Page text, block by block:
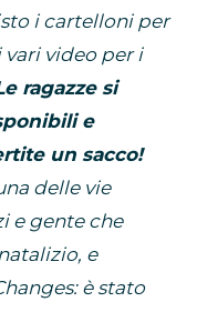
i cartelloni per
vari video per i
ragazze si
e
un sacco!
delle vie
e gente che
e
è stato